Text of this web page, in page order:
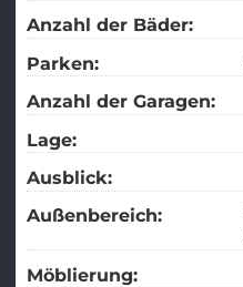
Anzahl der Bäder:
Parken:
Anzahl der Garagen:
Lage:
Ausblick:
Außenbereich:
Möblierung: